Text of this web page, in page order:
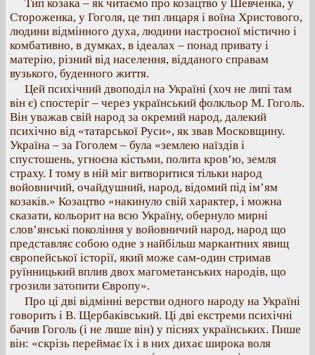
Тип козака – як читаємо про козацтво у Шевченка, у
Стороженка, у Гоголя, це тип лицаря і воїна Христового,
людини відмінного духа, людини настроєної містично і
комбативно, в думках, в ідеалах – понад привату і
матерію, різний від населення, відданого справам
вузького, буденного життя.
Цей психічний двоподіл на Україні (хоч не липі там
він є) спостеріг – через український фолкльор М. Гоголь.
Він уважав свій народ за окремий народ, далекий
психічно від «татарської Руси», як звав Московщину.
Україна – за Гоголем – була «землею наїздів і
спустошень, угноєна кістьми, полита кров’ю, земля
страху. І тому в ній міг витворитися тільки народ
войовничий, очайдушний, народ, відомий під ім’ям
козаків.» Козацтво «накинуло свій характер, і можна
сказати, кольорит на всю Україну, обернуло мирні
слов’янські покоління у войовничий народ, народ що
представляє собою одне з найбільш маркантних явищ
європейської історії, який може сам-один стримав
руїнницький вплив двох магометанських народів, що
грозили затопити Європу».
Про ці дві відмінні верстви одного народу на Україні
говорить і В. Щербаківський. Ці дві екстреми психічні
бачив Гоголь (і не лише він) у піснях українських. Пише
він: «скрізь переймає їх і в них дихає широка воля